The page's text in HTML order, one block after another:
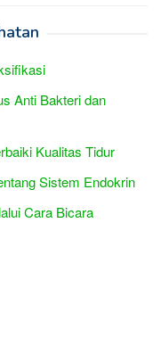
Anti Bakteri dan
Kualitas Tidur
Sistem Endokrin
Cara Bicara